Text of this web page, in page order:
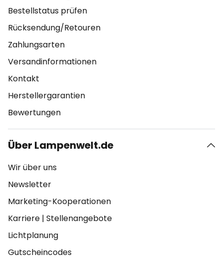
Bestellstatus prüfen
Rücksendung/Retouren
Zahlungsarten
Versandinformationen
Kontakt
Herstellergarantien
Bewertungen
Über Lampenwelt.de
Wir über uns
Newsletter
Marketing-Kooperationen
Karriere | Stellenangebote
Lichtplanung
Gutscheincodes